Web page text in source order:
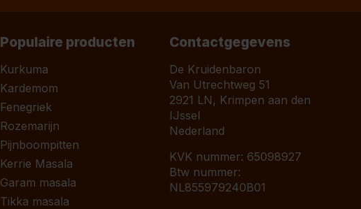
Populaire producten
Kurkuma
Kardemom
Fenegriek
Rozemarijn
Pijnboompitten
Kerrie Masala
Garam masala
Tikka masala
Contactgegevens
De Kruidenbaron
Van Utrechtweg 51
2921 LN, Krimpen aan den
IJssel
Nederland
KVK nummer: 65098927
Btw nummer:
NL855979240B01